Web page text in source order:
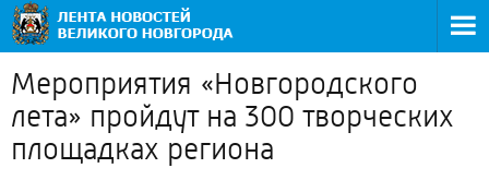
Мероприятия «Новгородского
лета» пройдут на 300 творческих
площадках региона